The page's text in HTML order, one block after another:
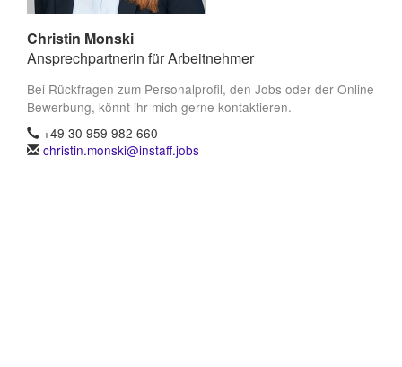
Christin Monski
Ansprechpartnerin für Arbeitnehmer
Bei Rückfragen zum Personalprofil, den Jobs oder der Online
Bewerbung, könnt ihr mich gerne kontaktieren.
+49 30 959 982 660
christin.monski@instaff.jobs